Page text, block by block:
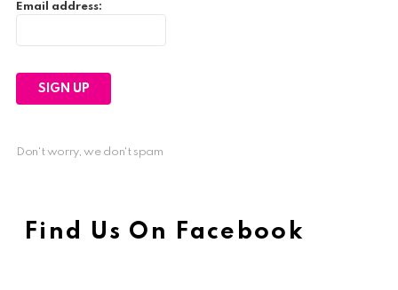
Email address:
Don't worry, we don't spam
Find Us On Facebook